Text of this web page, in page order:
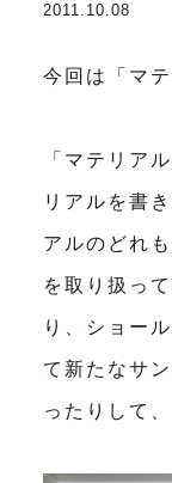
2011.10.08
今回は 「マ
「マテリア
リアルを書
アルのどれ
を取り扱っ
り、ショー
て新たなサ
ったりして